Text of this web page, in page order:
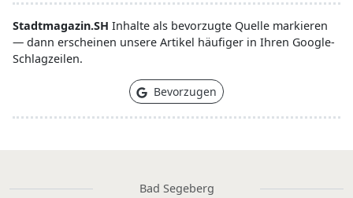
Stadtmagazin.SH Inhalte als bevorzugte Quelle markieren
— dann erscheinen unsere Artikel häufiger in Ihren Google-
Schlagzeilen.
Bevorzugen
Bad Segeberg